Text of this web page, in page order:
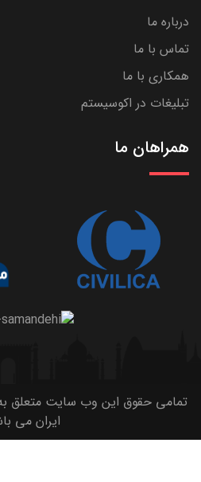
درباره ما
تماس با ما
همکاری با ما
تبلیغات در اکوسیستم
همراهان ما
تمامی حقوق این وب سایت متعلق به
ایران می